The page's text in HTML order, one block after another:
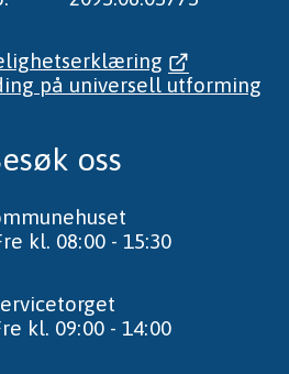
på universell utforming
oss
kl. 08:00 - 15:30
kl. 09:00 - 14:00